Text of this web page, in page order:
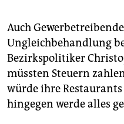
Auch
Ungleichbehandlung
Bezirkspolitiker
müssten Steuern
würde ihre
hingegen werde alles